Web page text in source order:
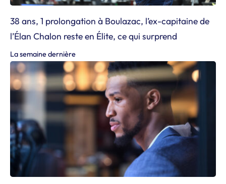
38 ans, 1 prolongation à Boulazac, l’ex-capitaine de
l’Élan Chalon reste en Élite, ce qui surprend
La semaine dernière